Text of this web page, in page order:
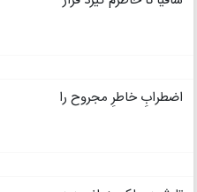
اضطرابِ خاطرِ مجروح را